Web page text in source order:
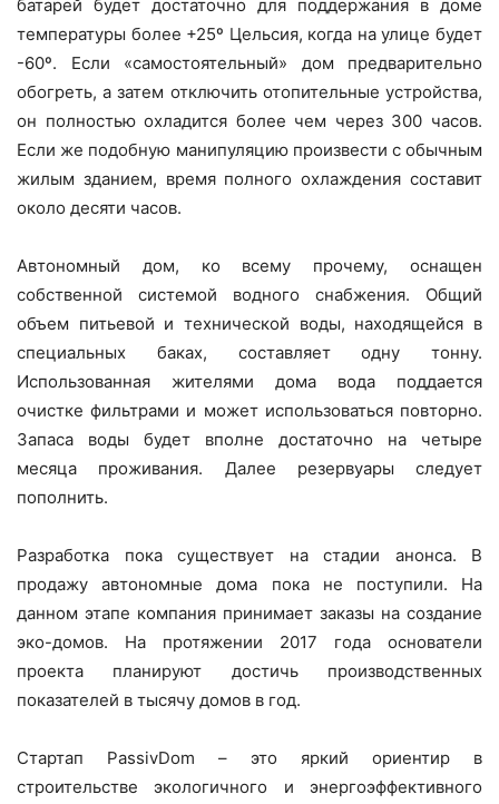
батарей будет достаточно для поддержания в доме
температуры более +25º Цельсия, когда на улице будет
-60º. Если «самостоятельный» дом предварительно
обогреть, а затем отключить отопительные устройства,
он полностью охладится более чем через 300 часов.
Если же подобную манипуляцию произвести с обычным
жилым зданием, время полного охлаждения составит
около десяти часов.
Автономный дом, ко всему прочему, оснащен
собственной системой водного снабжения. Общий
объем питьевой и технической воды, находящейся в
специальных баках, составляет одну тонну.
Использованная жителями дома вода поддается
очистке фильтрами и может использоваться повторно.
Запаса воды будет вполне достаточно на четыре
месяца проживания. Далее резервуары следует
пополнить.
Разработка пока существует на стадии анонса. В
продажу автономные дома пока не поступили. На
данном этапе компания принимает заказы на создание
эко-домов. На протяжении 2017 года основатели
проекта планируют достичь производственных
показателей в тысячу домов в год.
Стартап PassivDom – это яркий ориентир в
строительстве экологичного и энергоэффективного